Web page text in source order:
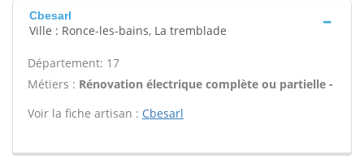
Cbesarl
Ville : Ronce-les-bains, La tremblade
Département: 17
Métiers : Rénovation électrique complète ou partielle -
Voir la fiche artisan : Cbesarl